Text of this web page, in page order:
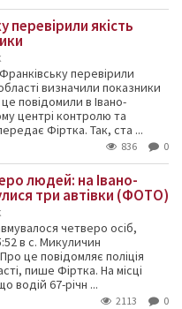
перевірили якість
перевірили
визначили показники
повідомили в Івано-
центрі контролю та
Фіртка. Так, ста ...
836 0
людей: на Івано-
три автівки (ФОТО)
четверо осіб,
в с. Микуличин
це повідомляє поліція
пише Фіртка. На місці
водій 67-річн ...
2113 0